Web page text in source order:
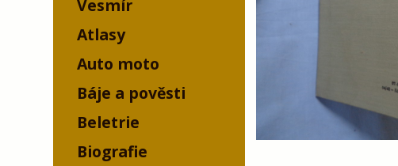
Vesmír
Atlasy
Auto moto
Báje a pověsti
Beletrie
Biografie